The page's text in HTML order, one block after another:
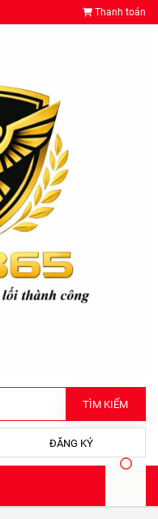
Thanh toán
TÌM KIẾM
ĐĂNG KÝ